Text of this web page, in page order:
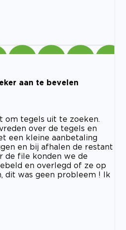
aan te bevelen
om tegels uit te zoeken.
over de tegels en
een kleine aanbetaling
en bij afhalen de restant
de file konden we de
en overlegd of ze op
dit was geen probleem ! Ik